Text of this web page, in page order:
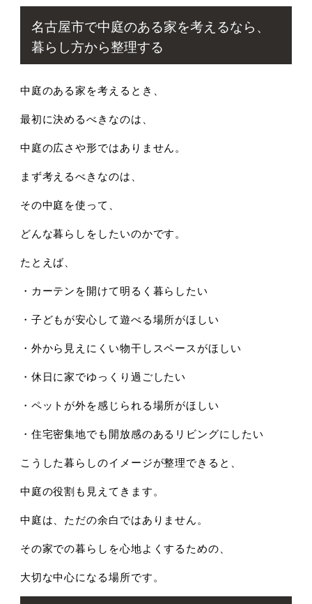
名古屋市で中庭のある家を考えるなら、
暮らし方から整理する
中庭のある家を考えるとき、
最初に決めるべきなのは、
中庭の広さや形ではありません。
まず考えるべきなのは、
その中庭を使って、
どんな暮らしをしたいのかです。
たとえば、
・カーテンを開けて明るく暮らしたい
・子どもが安心して遊べる場所がほしい
・外から見えにくい物干しスペースがほしい
・休日に家でゆっくり過ごしたい
・ペットが外を感じられる場所がほしい
・住宅密集地でも開放感のあるリビングにしたい
こうした暮らしのイメージが整理できると、
中庭の役割も見えてきます。
中庭は、 ただの余白ではありません。
その家での暮らしを心地よくするための、
大切な中心になる場所です。